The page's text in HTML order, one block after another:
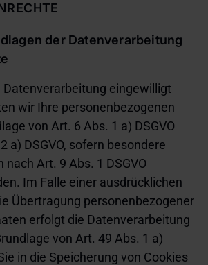
der Datenverarbeitung
Datenverarbeitung eingewilligt
wir Ihre personenbezogenen
von Art. 6 Abs. 1 a) DSGVO
a) DSGVO, sofern besondere
Art. 9 Abs. 1 DSGVO
Im Falle einer ausdrücklichen
Übertragung personenbezogener
erfolgt die Datenverarbeitung
von Art. 49 Abs. 1 a)
in die Speicherung von Cookies